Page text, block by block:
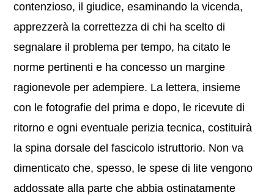
contenzioso, il giudice, esaminando la vicenda,
apprezzerà la correttezza di chi ha scelto di
segnalare il problema per tempo, ha citato le
norme pertinenti e ha concesso un margine
ragionevole per adempiere. La lettera, insieme
con le fotografie del prima e dopo, le ricevute di
ritorno e ogni eventuale perizia tecnica, costituirà
la spina dorsale del fascicolo istruttorio. Non va
dimenticato che, spesso, le spese di lite vengono
addossate alla parte che abbia ostinatamente